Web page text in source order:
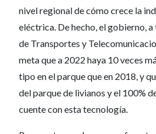
nivel regional de cómo crece la
eléctrica. De hecho, el gobierno,
de Transportes y
meta que a 2022 haya 10 veces
tipo en el parque que en 2018, y
del parque de livianos y el 100%
cuente con esta tecnología.